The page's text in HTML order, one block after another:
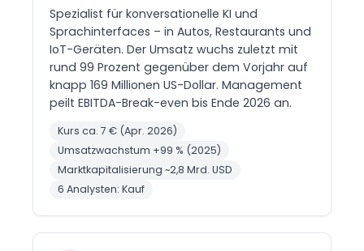
Spezialist für konversationelle KI und
Sprachinterfaces – in Autos, Restaurants und
IoT-Geräten. Der Umsatz wuchs zuletzt mit
rund 99 Prozent gegenüber dem Vorjahr auf
knapp 169 Millionen US-Dollar. Management
peilt EBITDA-Break-even bis Ende 2026 an.
Kurs ca. 7 € (Apr. 2026)
Umsatzwachstum +99 % (2025)
Marktkapitalisierung ~2,8 Mrd. USD
6 Analysten: Kauf